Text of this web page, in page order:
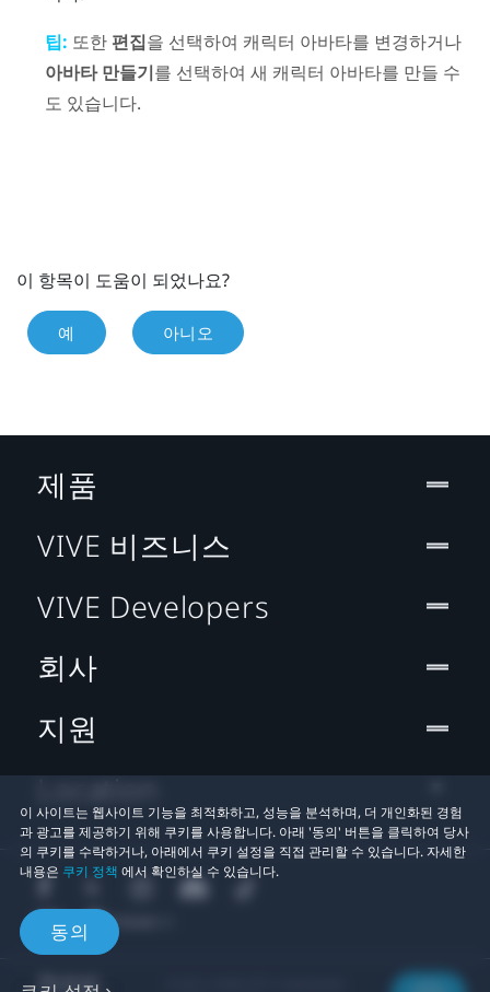
팁: 또한 편집을 선택하여 캐릭터 아바타를 변경하거나
아바타 만들기를 선택하여 새 캐릭터 아바타를 만들 수
도 있습니다.
이 항목이 도움이 되었나요?
예 아니오
이 사이트는 웹사이트 기능을 최적화하고, 성능을 분석하며, 더 개인화된 경험
과 광고를 제공하기 위해 쿠키를 사용합니다. 아래 '동의' 버튼을 클릭하여 당사
의 쿠키를 수락하거나, 아래에서 쿠키 설정을 직접 관리할 수 있습니다. 자세한
내용은 쿠키 정책 에서 확인하실 수 있습니다.
동의
제품
VIVE 비즈니스
VIVE Developers
회사
지원
Location